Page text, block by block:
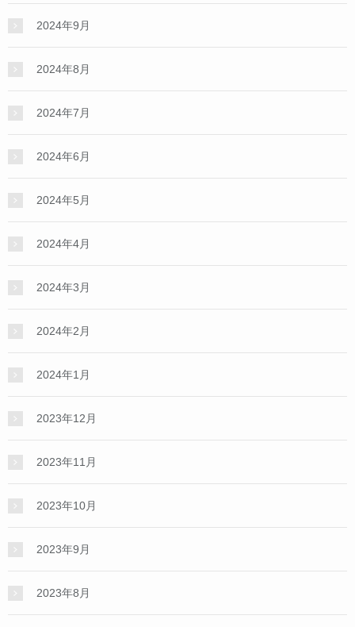
2024年9月
2024年8月
2024年7月
2024年6月
2024年5月
2024年4月
2024年3月
2024年2月
2024年1月
2023年12月
2023年11月
2023年10月
2023年9月
2023年8月